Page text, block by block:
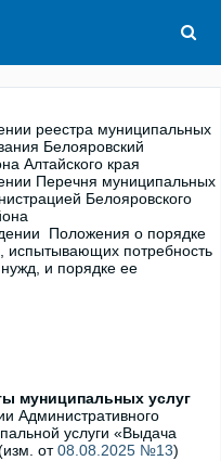
реестра муниципальных
Белояровский
Алтайского края
Перечня муниципальных
Белояровского
Положения о порядке
испытывающих потребность
и порядке ее
муниципальных услуг
Административного
услуги «Выдача
от08.08.2025 №13)